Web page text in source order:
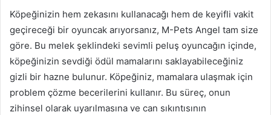
Köpeğinizin hem zekasını kullanacağı hem de keyifli vakit
geçireceği bir oyuncak arıyorsanız, M-Pets Angel tam size
göre. Bu melek şeklindeki sevimli peluş oyuncağın içinde,
köpeğinizin sevdiği ödül mamalarını saklayabileceğiniz
gizli bir hazne bulunur. Köpeğiniz, mamalara ulaşmak için
problem çözme becerilerini kullanır. Bu süreç, onun
zihinsel olarak uyarılmasına ve can sıkıntısının